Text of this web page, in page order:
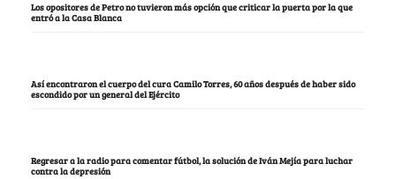
Los opositores de Petro no tuvieron más opción que criticar la puerta por la que
entró a la Casa Blanca
Así encontraron el cuerpo del cura Camilo Torres, 60 años después de haber sido
escondido por un general del Ejército
Regresar a la radio para comentar fútbol, la solución de Iván Mejía para luchar
contra la depresión